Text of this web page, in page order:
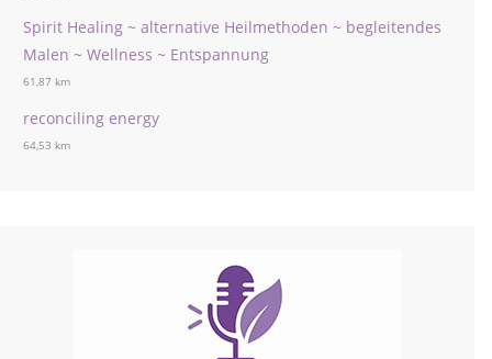
Spirit Healing ~ alternative Heilmethoden ~ begleitendes
Malen ~ Wellness ~ Entspannung
61,87 km
reconciling energy
64,53 km